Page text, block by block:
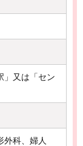
」又は「セン
外科、婦人